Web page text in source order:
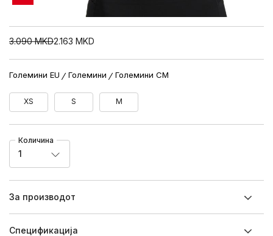
3.090 MKD2.163 MKD
Големини EU Големини Големини CM
XS S M
Количина
1
За производот
Спецификацијa